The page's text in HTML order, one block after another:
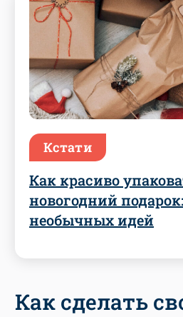
Кстати
Как красиво
новогодний
необычных идей
Как сделать